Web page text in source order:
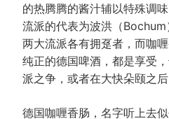
的热腾腾的酱汁辅以特殊调
流派的代表为波洪（Bochum
两大流派各有拥趸者，而咖
纯正的德国啤酒，都是享受
派之争，或者在大快朵颐之
德国咖喱香肠，名字听上去